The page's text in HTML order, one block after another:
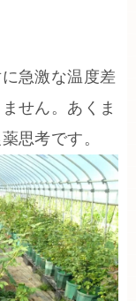
急激な温度差
せん。あくま
思考です。